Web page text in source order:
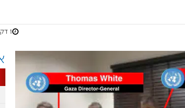
1 דקות